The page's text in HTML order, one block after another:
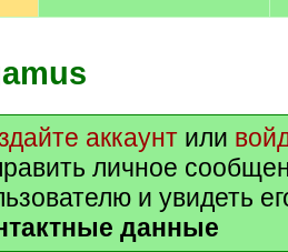
аккаунт или
личное
и увидеть
данные